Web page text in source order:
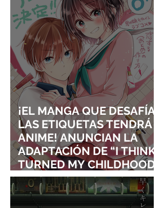
¡EL MANGA QUE DESAFÍA
LAS ETIQUETAS TENDRÁ
ANIME! ANUNCIAN LA
ADAPTACIÓN DE “I THINK I
TURNED MY CHILDHOOD
FRIEND INTO A GIRL”